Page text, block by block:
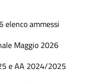
elenco ammessi
Maggio 2026
e AA 2024/2025